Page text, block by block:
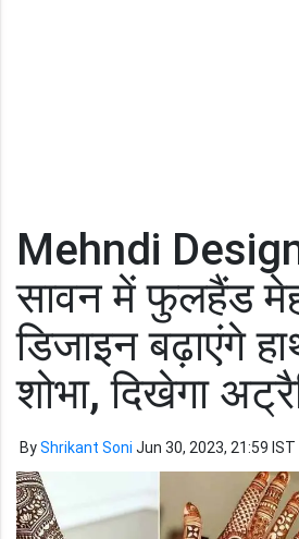
Mehndi
सावन में फुलहैंड
डिजाइन बढ़ाएंगे
शोभा, दिखेगा
ByShrikant Soni Jun 30, 2023, 21:59 IST